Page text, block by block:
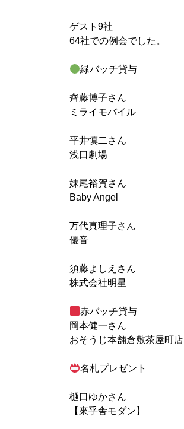
┈┈┈┈┈┈┈┈┈┈
ゲスト9社
64社での例会でした。
┈┈┈┈┈┈┈┈┈┈
緑バッチ貸与
齊藤博子さん
ミライモバイル
平井慎二さん
浅口劇場
妹尾裕賀さん
Baby Angel
万代真理子さん
優音
須藤よしえさん
株式会社明星
赤バッチ貸与
岡本健一さん
おそうじ本舗倉敷茶屋町店
名札プレゼント
樋口ゆかさん
【來乎舎モダン】